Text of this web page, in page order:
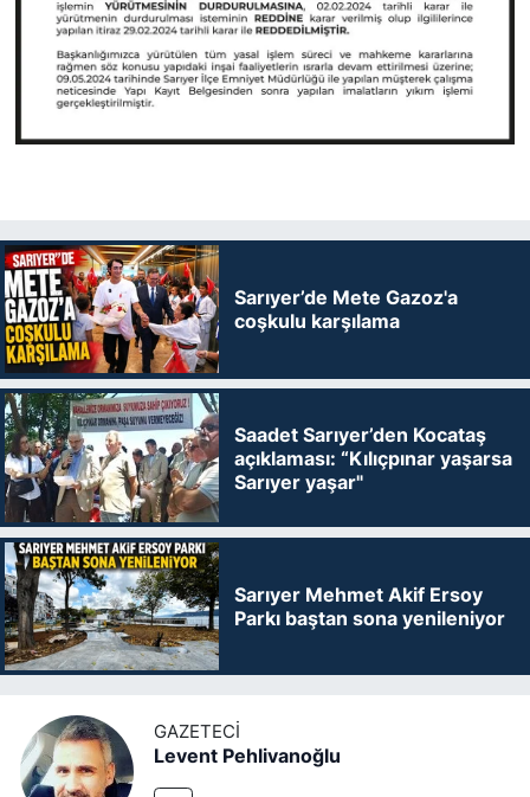
Sarıyer’de Mete Gazoz'a
coşkulu karşılama
Saadet Sarıyer’den Kocataş
açıklaması: “Kılıçpınar yaşarsa
Sarıyer yaşar"
Sarıyer Mehmet Akif Ersoy
Parkı baştan sona yenileniyor
GAZETECI
Levent Pehlivanoğlu